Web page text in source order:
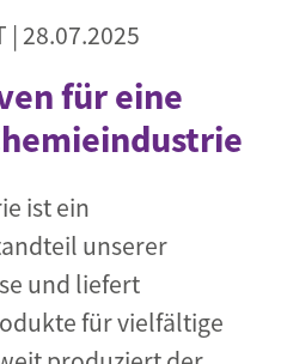
| 28.07.2025
für eine
ist ein
unserer
und liefert
für vielfältige